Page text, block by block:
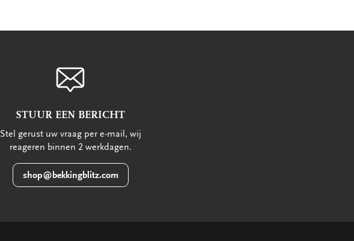
STUUR EEN BERICHT
Stel gerust uw vraag per e-mail, wij
reageren binnen 2 werkdagen.
shop@bekkingblitz.com